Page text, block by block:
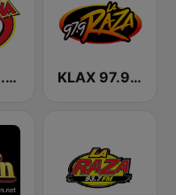
KWID 101.9 La Buena KLAX 97.9 La Raza FM